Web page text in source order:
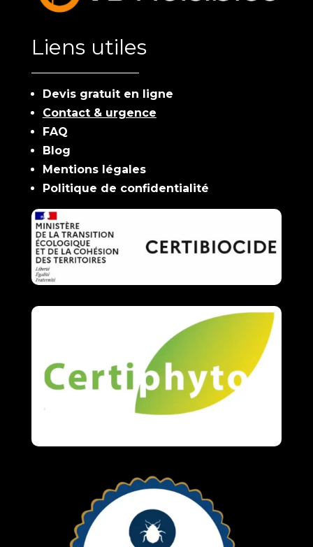
Liens utiles
Devis gratuit en ligne
Contact & urgence
FAQ
Blog
Mentions légales
Politique de confidentialité